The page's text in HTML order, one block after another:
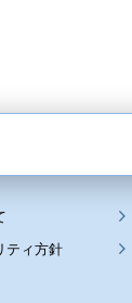
ティ方針